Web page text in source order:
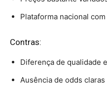
Plataforma nacional
Contras:
Diferença de qualidade
Ausência de odds